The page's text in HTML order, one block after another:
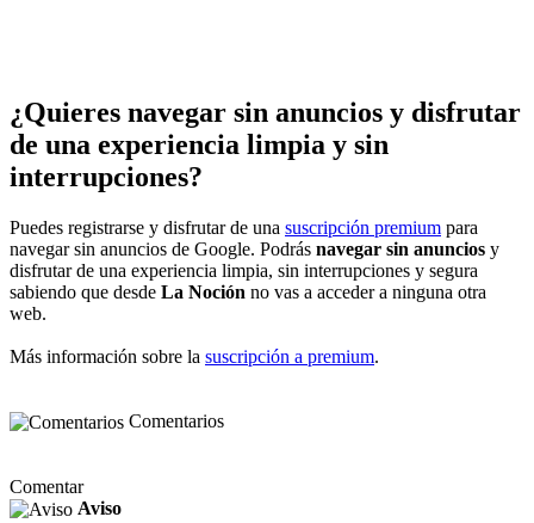
¿Quieres navegar sin anuncios y disfrutar
de una experiencia limpia y sin
interrupciones?
Puedes registrarse y disfrutar de una suscripción premium para
navegar sin anuncios de Google. Podrás navegar sin anuncios y
disfrutar de una experiencia limpia, sin interrupciones y segura
sabiendo que desde La Noción no vas a acceder a ninguna otra
web.
Más información sobre la suscripción a premium.
Comentarios
Comentar
Aviso